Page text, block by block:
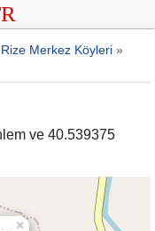
Rize Merkez Köyleri »
ve 40.539375
×